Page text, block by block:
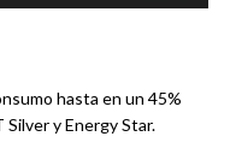
hasta en un 45%
y Energy Star.